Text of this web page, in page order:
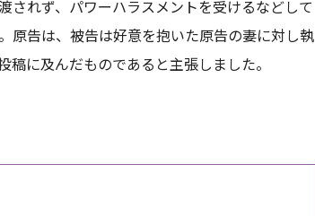
されず、パワーハラスメントを受けるなどして
原告は、被告は好意を抱いた原告の妻に対し執
に及んだものであると主張しました。